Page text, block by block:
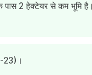
पास 2 हेक्टेयर से कम भूमि है।
23)।